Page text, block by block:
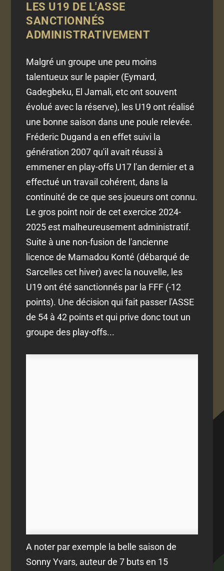
LES U19 DE L'ASSE
SANCTIONNÉS
ADMINISTRATIVEMENT
Malgré un groupe une peu moins
talentueux sur le papier (Eymard,
Gadegbeku, El Jamali, etc ont souvent
évolué avec la réserve), les U19 ont réalisé
une bonne saison dans une poule relevée.
Fréderic Dugand a en effet suivi la
génération 2007 qu'il avait réussi à
emmener en play-offs U17 l'an dernier et a
effectué un travail cohérent, dans la
continuité de ce que ses joueurs ont connu.
Le gros point noir de cet exercice 2024-
2025 est malheureusement administratif.
Suite à une non-fusion de l'ancienne
licence de Mamadou Konté (débarqué de
Sarcelles cet hiver) avec la nouvelle, les
U19 ont été sanctionnés par la FFF (-12
points). Une décision qui fait passer l'ASSE
de 54 à 42 points et qui prive donc tout un
groupe des play-offs...
A noter par exemple la belle saison de
Sonny Yvars, auteur de 7 buts en 15